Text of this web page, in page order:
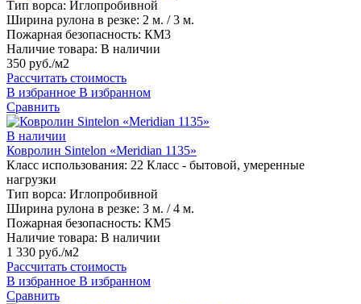
Тип ворса: Иглопробивной
Ширина рулона в резке: 2 м. / 3 м.
Пожарная безопасность: КМ3
Наличие товара: В наличии
350 руб./м2
Рассчитать стоимость
В избранное В избранном
Сравнить
В наличии
Ковролин Sintelon «Meridian 1135»
Класс использования: 22 Класс - бытовой, умеренные
нагрузки
Тип ворса: Иглопробивной
Ширина рулона в резке: 3 м. / 4 м.
Пожарная безопасность: КМ5
Наличие товара: В наличии
1 330 руб./м2
Рассчитать стоимость
В избранное В избранном
Сравнить